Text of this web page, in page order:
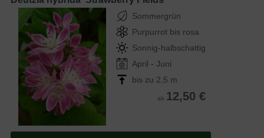
Sommergrün
Purpurrot bis rosa
Sonnig-halbschattig
April - Juni
bis zu 2,5 m
ab 12,50 €